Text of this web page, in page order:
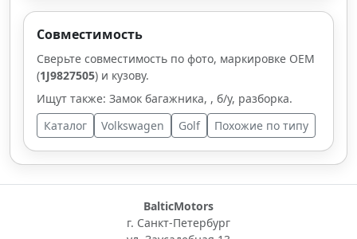
Совместимость
Сверьте совместимость по фото, маркировке OEM
(1J9827505) и кузову.
Ищут также: Замок багажника, , б/у, разборка.
Каталог
Volkswagen Golf Похожие по типу
BalticMotors
г. Санкт-Петербург